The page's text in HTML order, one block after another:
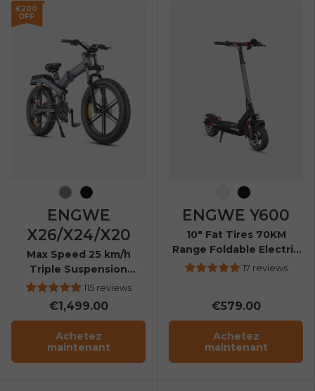
€200
OFF
GrisNoir
ENGWE
X26/X24/X20
Max Speed 25 km/h
Triple Suspension
Foldable E-bike
115 reviews
€1,499.00
Achetez
maintenant
Noir-Rouge
Noir
ENGWE Y600
10" Fat Tires 70KM
Range Foldable Electric
Scooter17 reviews
€579.00
Achetez
maintenant